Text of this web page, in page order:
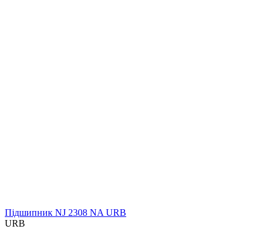
Підшипник NJ 2308 NA URB
URB